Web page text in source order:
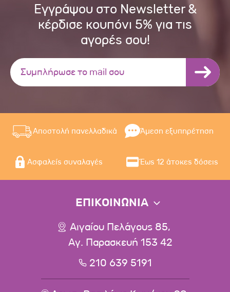
Εγγράψου στο Newsletter &
κέρδισε κουπόνι 5% για τις
αγορές σου!
Αποστολή πανελλαδικά Άμεση εξυπηρέτηση
Ασφαλείς συναλαγές Έως 12 άτοκες δόσεις
ΕΠΙΚΟΙΝΩΝΙΑ
Αιγαίου Πελάγους 85,
Αγ. Παρασκευή 153 42
210 639 5191